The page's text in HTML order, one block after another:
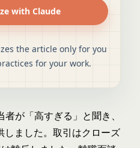
with Claude
the article only for you
for your work.
が「高すぎる」と聞き、
しました。取引はクローズ